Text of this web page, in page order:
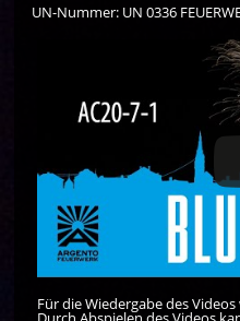
UN-Nummer: UN 0336
Für die Wiedergabe des